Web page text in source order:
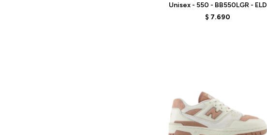
Unisex - 550 - BB550LGR - ELD
$ 7.690